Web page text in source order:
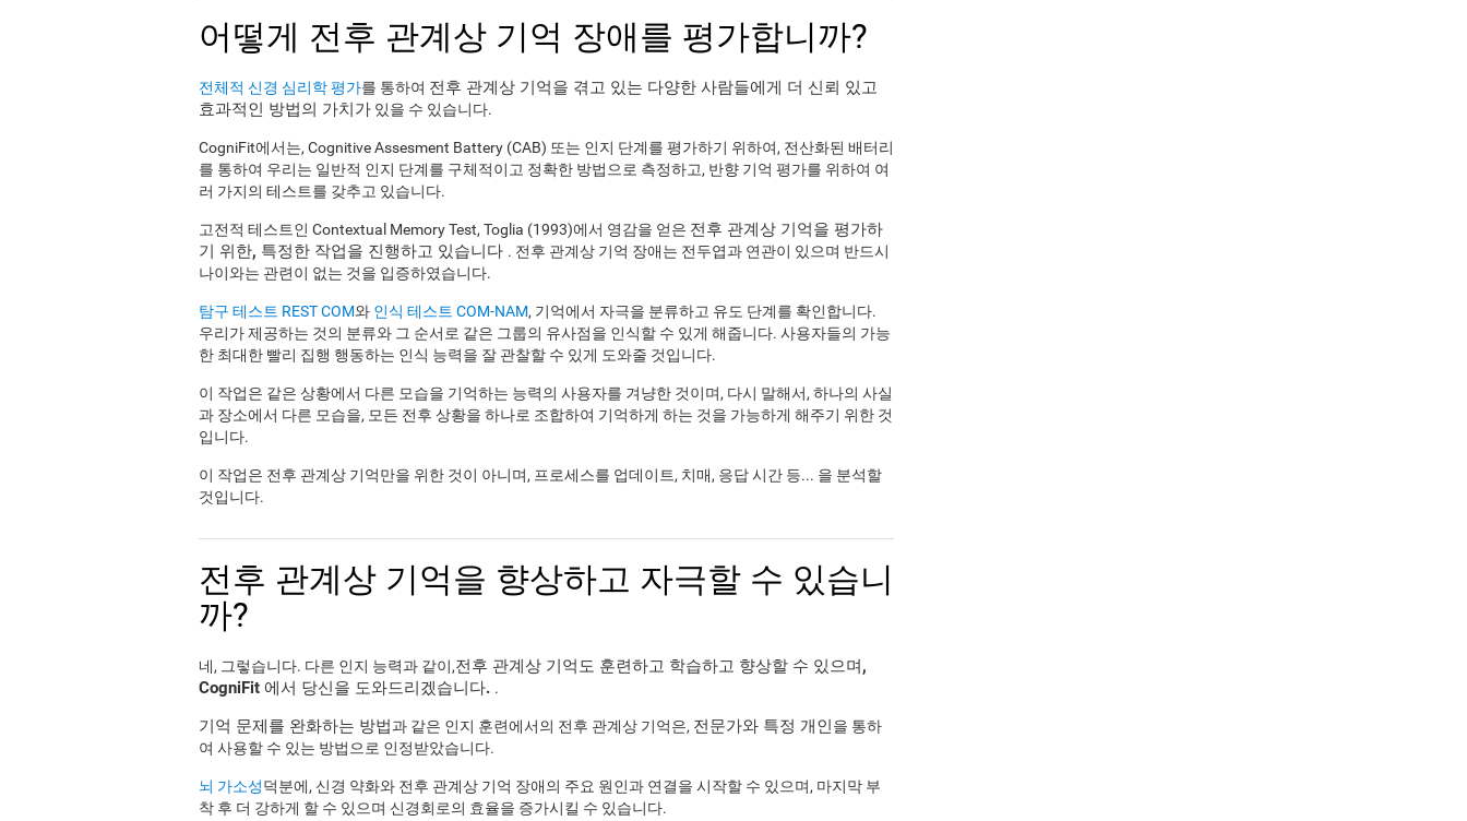
어떻게 전후 관계상 기억 장애를 평가합니까?
전체적 신경 심리학 평가를 통하여 전후 관계상 기억을 겪고 있는 다양한 사람들에게 더 신뢰 있고
효과적인 방법의 가치가 있을 수 있습니다.
CogniFit에서는, Cognitive Assesment Battery (CAB) 또는 인지 단계를 평가하기 위하여, 전산화된 배터리
를 통하여 우리는 일반적 인지 단계를 구체적이고 정확한 방법으로 측정하고, 반향 기억 평가를 위하여 여
러 가지의 테스트를 갖추고 있습니다.
고전적 테스트인 Contextual Memory Test, Toglia (1993)에서 영감을 얻은 전후 관계상 기억을 평가하
기 위한, 특정한 작업을 진행하고 있습니다 . 전후 관계상 기억 장애는 전두엽과 연관이 있으며 반드시
나이와는 관련이 없는 것을 입증하였습니다.
탐구 테스트 REST COM와 인식 테스트 COM-NAM, 기억에서 자극을 분류하고 유도 단계를 확인합니다.
우리가 제공하는 것의 분류와 그 순서로 같은 그룹의 유사점을 인식할 수 있게 해줍니다. 사용자들의 가능
한 최대한 빨리 집행 행동하는 인식 능력을 잘 관찰할 수 있게 도와줄 것입니다.
이 작업은 같은 상황에서 다른 모습을 기억하는 능력의 사용자를 겨냥한 것이며, 다시 말해서, 하나의 사실
과 장소에서 다른 모습을, 모든 전후 상황을 하나로 조합하여 기억하게 하는 것을 가능하게 해주기 위한 것
입니다.
이 작업은 전후 관계상 기억만을 위한 것이 아니며, 프로세스를 업데이트, 치매, 응답 시간 등... 을 분석할
것입니다.
전후 관계상 기억을 향상하고 자극할 수 있습니
까?
네, 그렇습니다. 다른 인지 능력과 같이,전후 관계상 기억도 훈련하고 학습하고 향상할 수 있으며,
CogniFit 에서 당신을 도와드리겠습니다. .
기억 문제를 완화하는 방법과 같은 인지 훈련에서의 전후 관계상 기억은, 전문가와 특정 개인을 통하
여 사용할 수 있는 방법으로 인정받았습니다.
뇌 가소성덕분에, 신경 약화와 전후 관계상 기억 장애의 주요 원인과 연결을 시작할 수 있으며, 마지막 부
착 후 더 강하게 할 수 있으며 신경회로의 효율을 증가시킬 수 있습니다.